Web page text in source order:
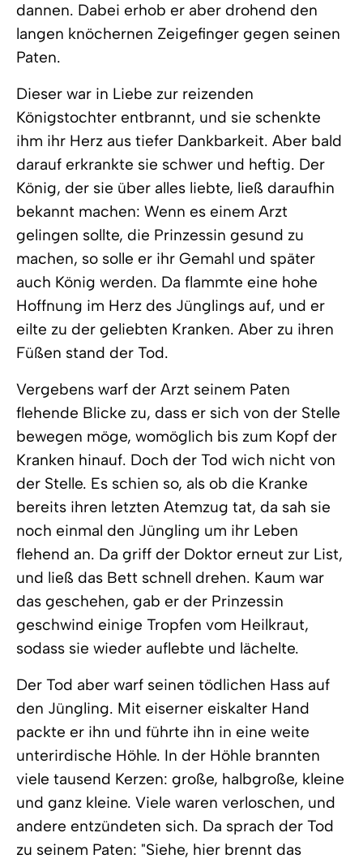
dannen. Dabei erhob er aber drohend den
langen knöchernen Zeigefinger gegen seinen
Paten.
Dieser war in Liebe zur reizenden
Königstochter entbrannt, und sie schenkte
ihm ihr Herz aus tiefer Dankbarkeit. Aber bald
darauf erkrankte sie schwer und heftig. Der
König, der sie über alles liebte, ließ daraufhin
bekannt machen: Wenn es einem Arzt
gelingen sollte, die Prinzessin gesund zu
machen, so solle er ihr Gemahl und später
auch König werden. Da flammte eine hohe
Hoffnung im Herz des Jünglings auf, und er
eilte zu der geliebten Kranken. Aber zu ihren
Füßen stand der Tod.
Vergebens warf der Arzt seinem Paten
flehende Blicke zu, dass er sich von der Stelle
bewegen möge, womöglich bis zum Kopf der
Kranken hinauf. Doch der Tod wich nicht von
der Stelle. Es schien so, als ob die Kranke
bereits ihren letzten Atemzug tat, da sah sie
noch einmal den Jüngling um ihr Leben
flehend an. Da griff der Doktor erneut zur List,
und ließ das Bett schnell drehen. Kaum war
das geschehen, gab er der Prinzessin
geschwind einige Tropfen vom Heilkraut,
sodass sie wieder auflebte und lächelte.
Der Tod aber warf seinen tödlichen Hass auf
den Jüngling. Mit eiserner eiskalter Hand
packte er ihn und führte ihn in eine weite
unterirdische Höhle. In der Höhle brannten
viele tausend Kerzen: große, halbgroße, kleine
und ganz kleine. Viele waren verloschen, und
andere entzündeten sich. Da sprach der Tod
zu seinem Paten: "Siehe, hier brennt das